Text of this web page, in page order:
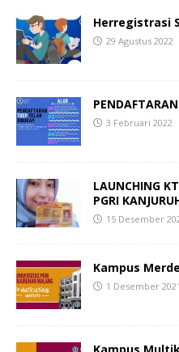
Herregistrasi
29 Agustus 2022
3 Februari 2022
LAUNCHING
PGRI
15 Desember
Kampus
1 Desember 2021